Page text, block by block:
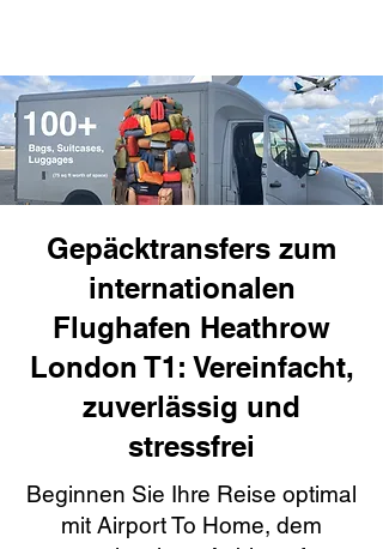
Gepäcktransfers zum
internationalen
Flughafen Heathrow
London T1: Vereinfacht,
zuverlässig und
stressfrei
Beginnen Sie Ihre Reise optimal
mit Airport To Home, dem